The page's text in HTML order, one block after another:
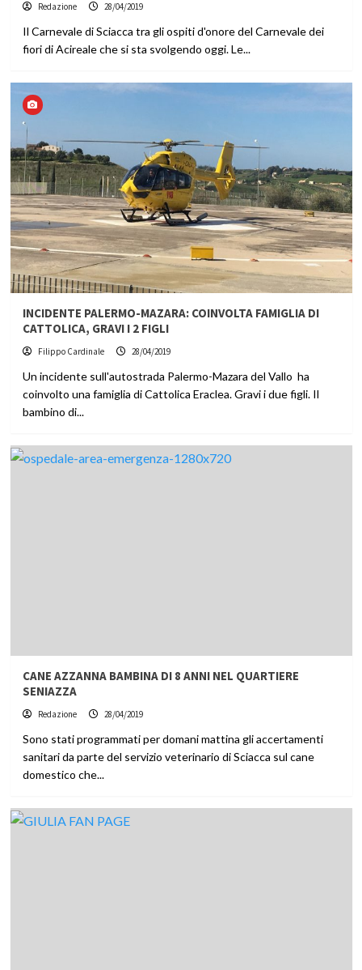
Redazione 28/04/2019
Il Carnevale di Sciacca tra gli ospiti d'onore del Carnevale dei
fiori di Acireale che si sta svolgendo oggi. Le...
INCIDENTE PALERMO-MAZARA: COINVOLTA FAMIGLIA DI
CATTOLICA, GRAVI I 2 FIGLI
Filippo Cardinale 28/04/2019
Un incidente sull'autostrada Palermo-Mazara del Vallo ha
coinvolto una famiglia di Cattolica Eraclea. Gravi i due figli. Il
bambino di...
CANE AZZANNA BAMBINA DI 8 ANNI NEL QUARTIERE
SENIAZZA
Redazione 28/04/2019
Sono stati programmati per domani mattina gli accertamenti
sanitari da parte del servizio veterinario di Sciacca sul cane
domestico che...